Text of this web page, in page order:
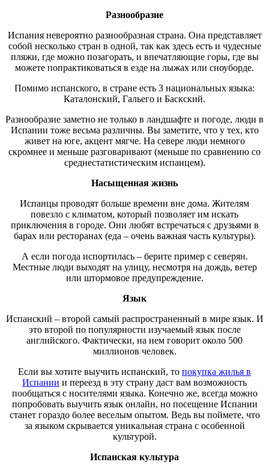
Разнообразие
Испания невероятно разнообразная страна. Она представляет
собой несколько стран в одной, так как здесь есть и чудесные
пляжи, где можно позагорать, и впечатляющие горы, где вы
можете попрактиковаться в езде на лыжах или сноуборде.
Помимо испанского, в стране есть 3 национальных языка:
Каталонский, Гальего и Баскский.
Разнообразие заметно не только в ландшафте и погоде, люди в
Испании тоже весьма различны. Вы заметите, что у тех, кто
живет на юге, акцент мягче. На севере люди немного
скромнее и меньше разговаривают (меньше по сравнению со
среднестатистическим испанцем).
Насыщенная жизнь
Испанцы проводят больше времени вне дома. Жителям
повезло с климатом, который позволяет им искать
приключения в городе. Они любят встречаться с друзьями в
барах или ресторанах (еда – очень важная часть культуры).
А если погода испортилась – берите пример с северян.
Местные люди выходят на улицу, несмотря на дождь, ветер
или штормовое предупреждение.
Язык
Испанский – второй самый распространенный в мире язык. И
это второй по популярности изучаемый язык после
английского. Фактически, на нем говорит около 500
миллионов человек.
Если вы хотите выучить испанский, то покупка жилья в
Испании и переезд в эту страну даст вам возможность
пообщаться с носителями языка. Конечно же, всегда можно
попробовать выучить язык онлайн, но посещение Испании
станет гораздо более веселым опытом. Ведь вы поймете, что
за языком скрывается уникальная страна с особенной
культурой.
Испанская культура